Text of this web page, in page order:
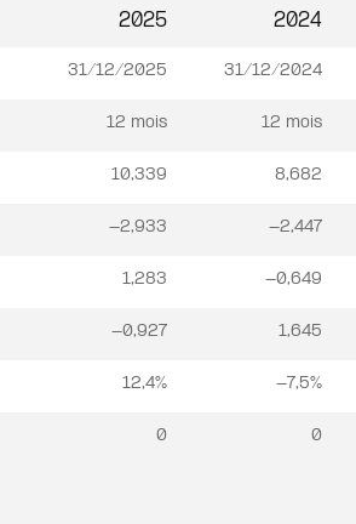
2025 2024
31/12/2025 31/12/2024
12 mois 12 mois
10,339 8,682
-2,933 -2,447
1,283 -0,649
-0,927 1,645
12,4% -7,5%
0 0